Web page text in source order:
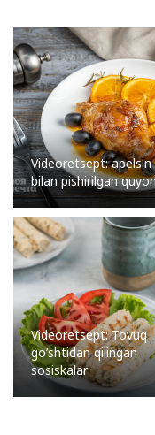
Videoretsept: apelsin
bilan pishirilgan
Videoretsept: Tovuq
go’shtidan qilingan
sosiskalar